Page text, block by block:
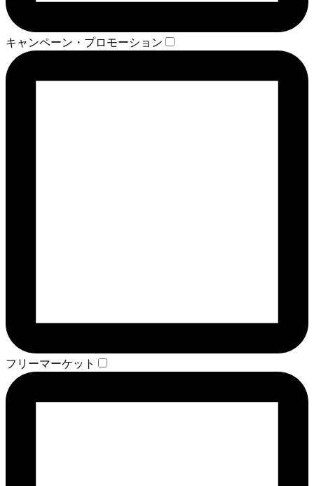
キャンペーン・プロモーション
フリーマーケット